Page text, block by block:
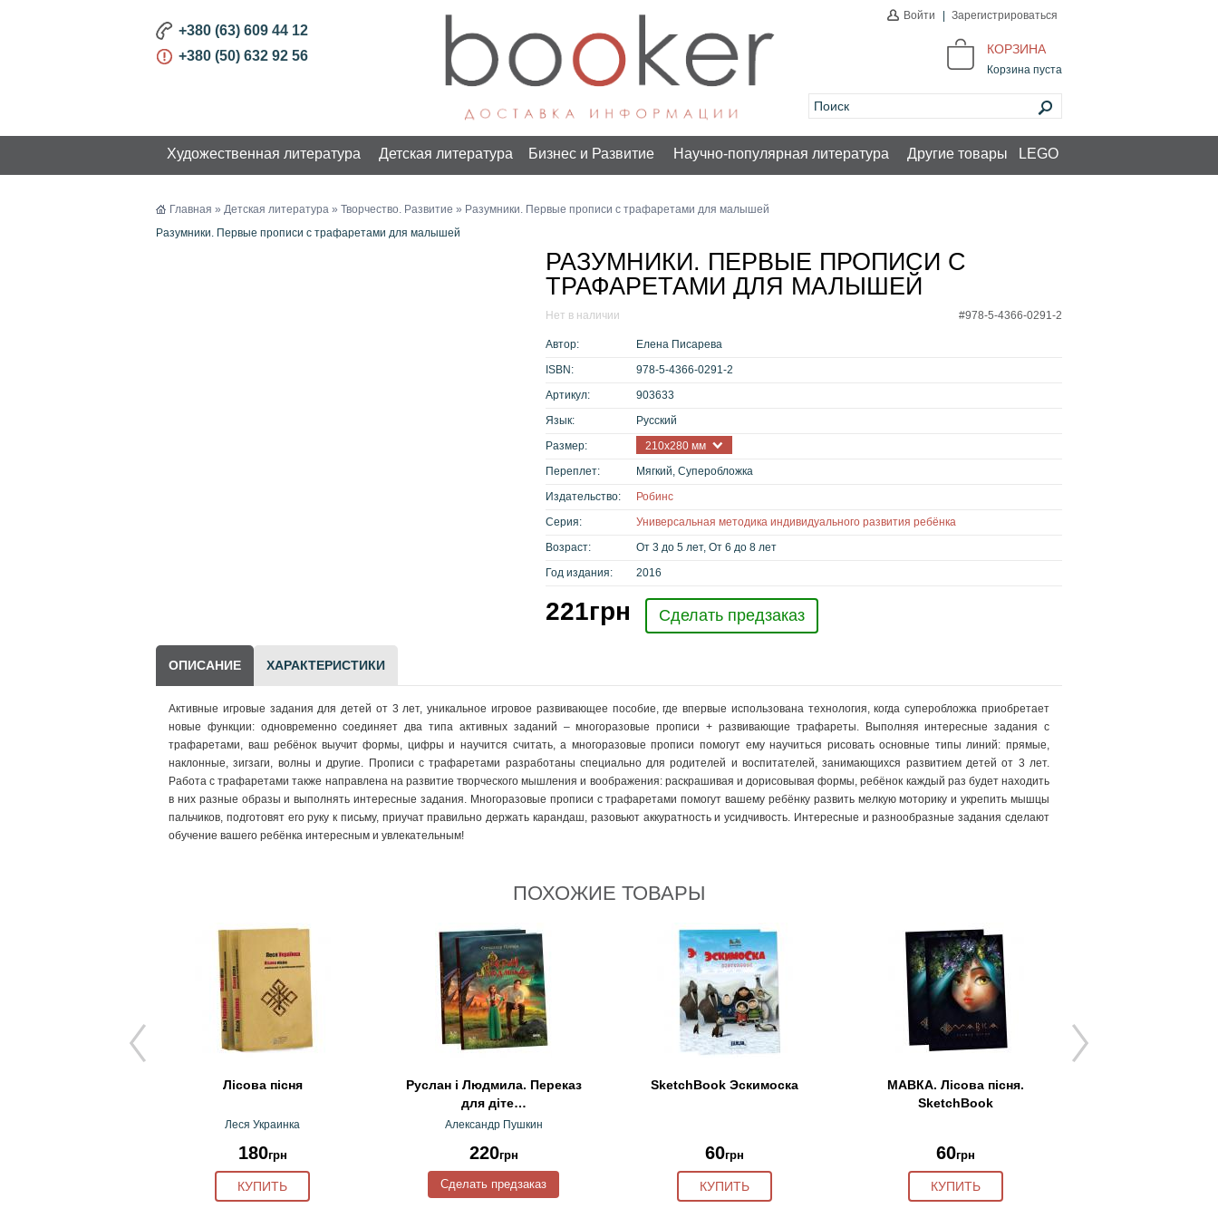
+380 (63) 609 44 12
+380 (50) 632 92 56
Войти Зарегистрироваться
КОРЗИНА
Корзина пуста
Художественная литература Детская литература Бизнес и Развитие Научно-популярная литература Другие товары LEGO
КАТАЛОГ
Главная » Детская литература » Творчество. Развитие » Разумники. Первые прописи с трафаретами для малышей
Разумники. Первые прописи с трафаретами для малышей
РАЗУМНИКИ. ПЕРВЫЕ ПРОПИСИ С
ТРАФАРЕТАМИ ДЛЯ МАЛЫШЕЙ
#978-5-4366-0291-2
Нет в наличии
Автор:
Елена Писарева
ISBN:
978-5-4366-0291-2
Артикул:
903633
Язык:
Русский
Размер:
210x280 мм
Переплет:
Мягкий, Суперобложка
Издательство:
Робинс
Серия:
Универсальная методика индивидуального развития ребёнка
Возраст:
От 3 до 5 лет, От 6 до 8 лет
Год издания:
2016
221грн Сделать предзаказ
ОПИСАНИЕ ХАРАКТЕРИСТИКИ
Активные игровые задания для детей от 3 лет, уникальное игровое развивающее пособие, где впервые использована технология, когда суперобложка приобретает
новые функции: одновременно соединяет два типа активных заданий – многоразовые прописи + развивающие трафареты. Выполняя интересные задания с
трафаретами, ваш ребёнок выучит формы, цифры и научится считать, а многоразовые прописи помогут ему научиться рисовать основные типы линий: прямые,
наклонные, зигзаги, волны и другие. Прописи с трафаретами разработаны специально для родителей и воспитателей, занимающихся развитием детей от 3 лет.
Работа с трафаретами также направлена на развитие творческого мышления и воображения: раскрашивая и дорисовывая формы, ребёнок каждый раз будет находить
в них разные образы и выполнять интересные задания. Многоразовые прописи с трафаретами помогут вашему ребёнку развить мелкую моторику и укрепить мышцы
пальчиков, подготовят его руку к письму, приучат правильно держать карандаш, разовьют аккуратность и усидчивость. Интересные и разнообразные задания сделают
обучение вашего ребёнка интересным и увлекательным!
ПОХОЖИЕ ТОВАРЫ
Лісова пісня
Леся Украинка
180грн
КУПИТЬ
Руслан і Людмила. Переказ
для діте…
Александр Пушкин
220грн
Сделать предзаказ
SketchBook Эскимоска
60грн
КУПИТЬ
МАВКА. Лісова пісня.
SketchBook
60грн
КУПИТЬ